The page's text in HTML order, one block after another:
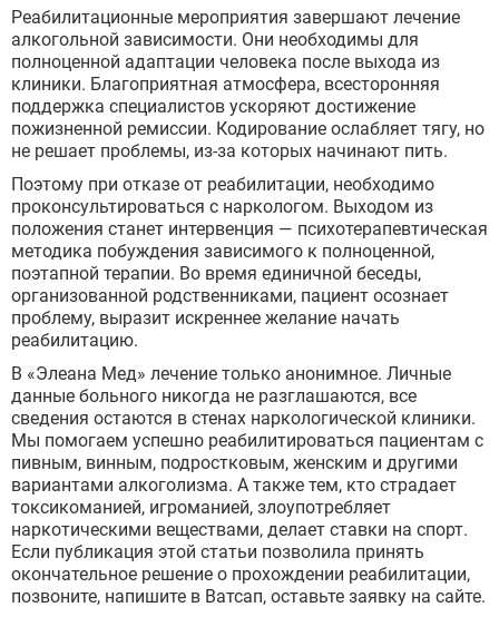
Реабилитационные мероприятия завершают лечение
алкогольной зависимости. Они необходимы для
полноценной адаптации человека после выхода из
клиники. Благоприятная атмосфера, всесторонняя
поддержка специалистов ускоряют достижение
пожизненной ремиссии. Кодирование ослабляет тягу, но
не решает проблемы, из-за которых начинают пить.
Поэтому при отказе от реабилитации, необходимо
проконсультироваться с наркологом. Выходом из
положения станет интервенция — психотерапевтическая
методика побуждения зависимого к полноценной,
поэтапной терапии. Во время единичной беседы,
организованной родственниками, пациент осознает
проблему, выразит искреннее желание начать
реабилитацию.
В «Элеана Мед» лечение только анонимное. Личные
данные больного никогда не разглашаются, все
сведения остаются в стенах наркологической клиники.
Мы помогаем успешно реабилитироваться пациентам с
пивным, винным, подростковым, женским и другими
вариантами алкоголизма. А также тем, кто страдает
токсикоманией, игроманией, злоупотребляет
наркотическими веществами, делает ставки на спорт.
Если публикация этой статьи позволила принять
окончательное решение о прохождении реабилитации,
позвоните, напишите в Ватсап, оставьте заявку на сайте.
ВЫЗВАТЬ ВРАЧА
Отправить
Оставляя заявку Вы соглашаетесь сполитикой
конфиденциальности
ЗАДАТЬ ВОПРОС
Отправить
ЗАПОЛНИТЕ ФОРМУ
Заполните форму ниже, мы вам
перезвоним
Отправить
Оставляя заявку Вы соглашаетесь с
политикой
конфиденциальности
Люберцы
Мытищи
Наро-Фоминск
Ногинск
Одинцово
Орехово-Зуево
Подольск
Пушкино
Раменское
Реутов
Сергиев Посад
Серпухов
Чехов
Щёлково
Электросталь
Электроугли
Лыткарино
Павловский Посад
Ступино
Дмитров
Фрязино
Дзержинский
Солнечногорск
Краснознаменск
Кашира
Апрелевка